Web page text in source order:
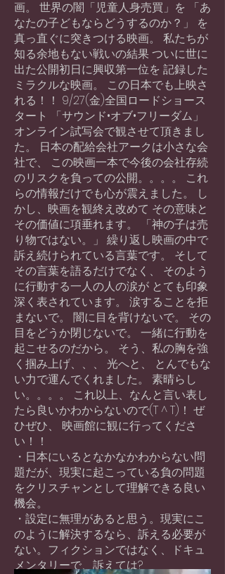
画。 世界の闇「児童人身売買」を 「あ
なたの子どもならどうするのか？」 を
真っ直ぐに突きつける映画。 私たちが
知る余地もない戦いの結果 ついに世に
出た公開初日に興収第一位を 記録した
ミラクルな映画。 この日本でも上映さ
れる！！ 9/27(金)全国ロードショース
タート 「サウンド•オブ•フリーダム」
オンライン試写会で観させて頂きまし
た。 日本の配給会社アークは小さな会
社で、 この映画一本で今後の会社存続
のリスクを負っての公開。。。。 これ
らの情報だけでも心が震えました。 し
かし、映画を観終え改めて その意味と
その価値に項垂れます。 「神の子は売
り物ではない。」 繰り返し映画の中で
訴え続けられている言葉です。 そして
その言葉を語るだけでなく、 そのよう
に行動する一人の人の涙が とても印象
深く表されています。 涙することを拒
まないで。 闇に目を背けないで。 その
目をどうか閉じないで。 一緒に行動を
起こせるのだから。 そう、私の胸を強
く掴み上げ、、、 光へと、 とんでもな
い力で運んでくれました。 素晴らし
い。。。。 これ以上、なんと言い表し
たら良いかわからないので(T ^ T)！ ぜ
ひぜひ、 映画館に観に行ってくださ
い！！
・日本にいるとなかなかわからない問
題だが、現実に起こっている負の問題
をクリスチャンとして理解できる良い
機会。
・設定に無理があると思う。現実にこ
のように解決するなら、訴える必要が
ない。フィクションではなく、ドキュ
メンタリーで、訴えては?